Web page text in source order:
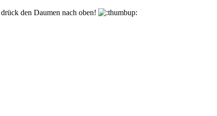
den Daumen nach oben!